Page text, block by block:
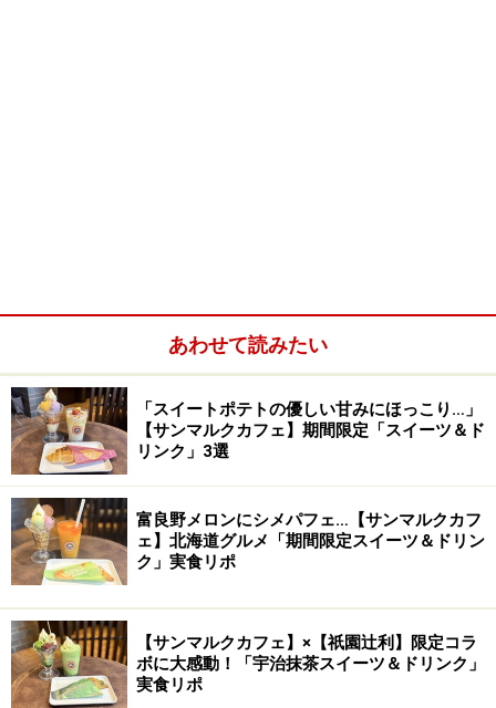
あわせて読みたい
「スイートポテトの優しい甘みにほっこり…」
【サンマルクカフェ】期間限定「スイーツ＆ド
リンク」3選
富良野メロンにシメパフェ…【サンマルクカフ
ェ】北海道グルメ「期間限定スイーツ＆ドリン
ク」実食リポ
【サンマルクカフェ】×【祇園辻利】限定コラ
ボに大感動！「宇治抹茶スイーツ＆ドリンク」
実食リポ